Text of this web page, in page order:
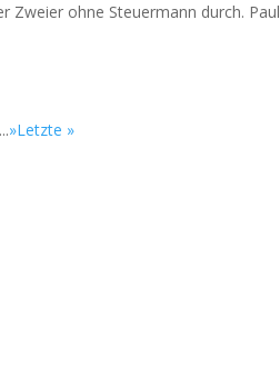
Zweier ohne Steuermann durch.
...»Letzte »